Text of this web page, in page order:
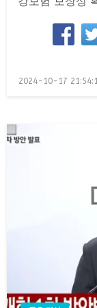
Posted
2024-10-17